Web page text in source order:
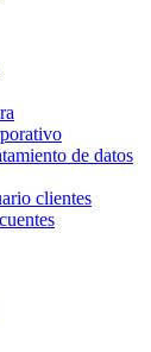
de datos
clientes